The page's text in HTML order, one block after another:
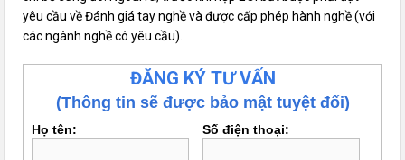
yêu cầu về Đánh giá tay nghề và được cấp phép hành nghề (với
các ngành nghề có yêu cầu).
ĐĂNG KÝ TƯ VẤN
(Thông tin sẽ được bảo mật tuyệt đối)
Họ tên: Số điện thoại: